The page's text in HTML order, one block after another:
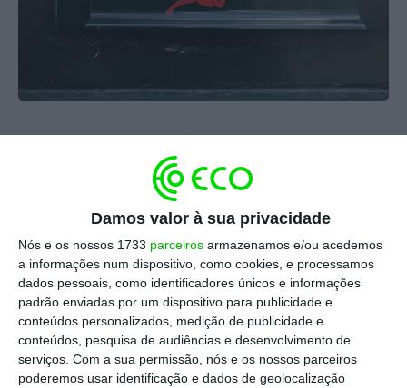
Damos valor à sua privacidade
Nós e os nossos 1733 parceiros armazenamos e/ou acedemos
a informações num dispositivo, como cookies, e processamos
dados pessoais, como identificadores únicos e informações
padrão enviadas por um dispositivo para publicidade e
conteúdos personalizados, medição de publicidade e
conteúdos, pesquisa de audiências e desenvolvimento de
serviços. Com a sua permissão, nós e os nossos parceiros
poderemos usar identificação e dados de geolocalização
Lacerda: “Numa loja, a pessoa
trabalhava 35 minutos por dia”